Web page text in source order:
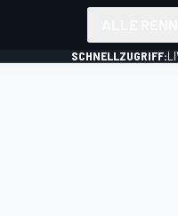
SCHNELLZUGRIFF: